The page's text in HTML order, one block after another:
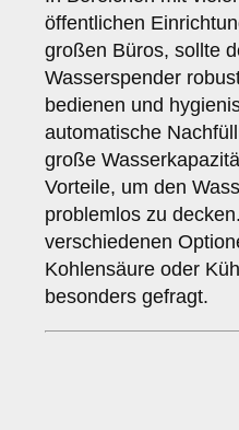
öffentlichen
großen Büros, sollte
Wasserspender
bedienen und
automatische
große
Vorteile, um den
problemlos zu
verschiedenen
Kohlensäure oder
besonders gefragt.